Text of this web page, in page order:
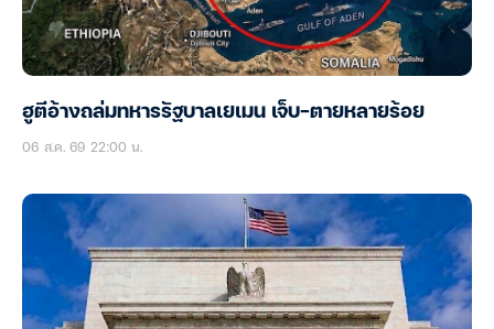
ฮูตีอ้างถล่มทหารรัฐบาลเยเมน เจ็บ-ตายหลายร้อย
06 ส.ค. 69 22:00 น.